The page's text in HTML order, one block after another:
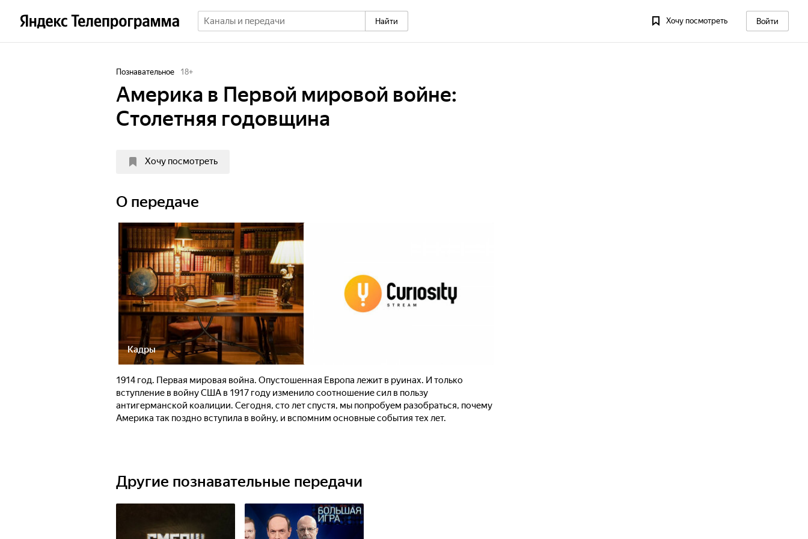
Найти Хочу посмотреть Войти
Познавательное 18+
Америка в Первой мировой войне:
Столетняя годовщина
Хочу посмотреть
О передаче
Кадры
1914 год. Первая мировая война. Опустошенная Европа лежит в руинах. И только
вступление в войну США в 1917 году изменило соотношение сил в пользу
антигерманской коалиции. Сегодня, сто лет спустя, мы попробуем разобраться, почему
Америка так поздно вступила в войну, и вспомним основные события тех лет.
Другие познавательные передачи